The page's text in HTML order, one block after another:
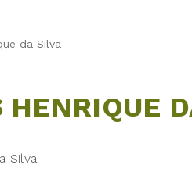
da Silva
HENRIQUE
Silva